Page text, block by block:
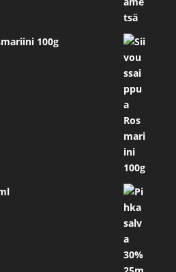
100g